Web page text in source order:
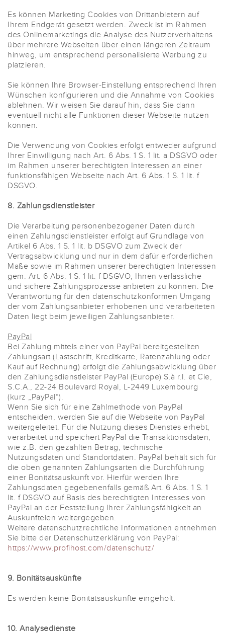
Es können Marketing Cookies von Drittanbietern auf
Ihrem Endgerät gesetzt werden. Zweck ist im Rahmen
des Onlinemarketings die Analyse des Nutzerverhaltens
über mehrere Webseiten über einen längeren Zeitraum
hinweg, um entsprechend personalisierte Werbung zu
platzieren.
Sie können Ihre Browser-Einstellung entsprechend Ihren
Wünschen konfigurieren und die Annahme von Cookies
ablehnen. Wir weisen Sie darauf hin, dass Sie dann
eventuell nicht alle Funktionen dieser Webseite nutzen
können.
Die Verwendung von Cookies erfolgt entweder aufgrund
Ihrer Einwilligung nach Art. 6 Abs. 1 S. 1 lit. a DSGVO oder
im Rahmen unserer berechtigten Interessen an einer
funktionsfähigen Webseite nach Art. 6 Abs. 1 S. 1 lit. f
DSGVO.
8. Zahlungsdienstleister
Die Verarbeitung personenbezogener Daten durch
einen Zahlungsdienstleister erfolgt auf Grundlage von
Artikel 6 Abs. 1 S. 1 lit. b DSGVO zum Zweck der
Vertragsabwicklung und nur in dem dafür erforderlichen
Maße sowie im Rahmen unserer berechtigten Interessen
gem. Art. 6 Abs. 1 S. 1 lit. f DSGVO, Ihnen verlässliche
und sichere Zahlungsprozesse anbieten zu können. Die
Verantwortung für den datenschutzkonformen Umgang
der vom Zahlungsanbieter erhobenen und verarbeiteten
Daten liegt beim jeweiligen Zahlungsanbieter.
PayPal
Bei Zahlung mittels einer von PayPal bereitgestellten
Zahlungsart (Lastschrift, Kreditkarte, Ratenzahlung oder
Kauf auf Rechnung) erfolgt die Zahlungsabwicklung über
den Zahlungsdienstleister PayPal (Europe) S.à r.l. et Cie,
S.C.A., 22-24 Boulevard Royal, L-2449 Luxembourg
(kurz „PayPal“).
Wenn Sie sich für eine Zahlmethode von PayPal
entscheiden, werden Sie auf die Webseite von PayPal
weitergeleitet. Für die Nutzung dieses Dienstes erhebt,
verarbeitet und speichert PayPal die Transaktionsdaten,
wie z.B. den gezahlten Betrag, technische
Nutzungsdaten und Standortdaten. PayPal behält sich für
die oben genannten Zahlungsarten die Durchführung
einer Bonitätsauskunft vor. Hierfür werden Ihre
Zahlungsdaten gegebenenfalls gemäß Art. 6 Abs. 1 S. 1
lit. f DSGVO auf Basis des berechtigten Interesses von
PayPal an der Feststellung Ihrer Zahlungsfähigkeit an
Auskunfteien weitergegeben.
Weitere datenschutzrechtliche Informationen entnehmen
Sie bitte der Datenschutzerklärung von PayPal:
https://www.profihost.com/datenschutz/
9. Bonitätsauskünfte
Es werden keine Bonitätsauskünfte eingeholt.
10. Analysedienste